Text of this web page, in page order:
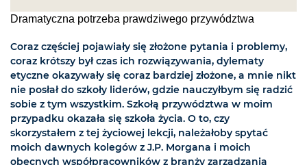
Dramatyczna potrzeba prawdziwego przywództwa
Coraz częściej pojawiały się złożone pytania i problemy,
coraz krótszy był czas ich rozwiązywania, dylematy
etyczne okazywały się coraz bardziej złożone, a mnie nikt
nie posłał do szkoły liderów, gdzie nauczyłbym się radzić
sobie z tym wszystkim. Szkołą przywództwa w moim
przypadku okazała się szkoła życia. O to, czy
skorzystałem z tej życiowej lekcji, należałoby spytać
moich dawnych kolegów z J.P. Morgana i moich
obecnych współpracowników z branży zarządzania